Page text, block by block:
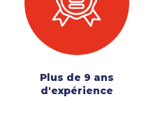
Plus de 9 ans
d'expérience